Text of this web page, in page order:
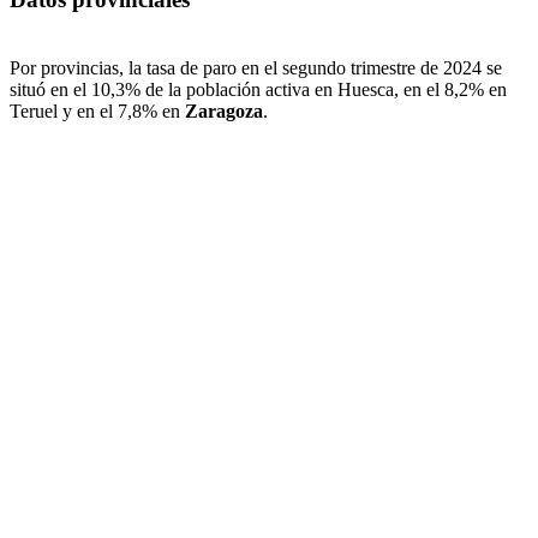
Por provincias, la tasa de paro en el segundo trimestre de 2024 se
situó en el 10,3% de la población activa en Huesca, en el 8,2% en
Teruel y en el 7,8% en Zaragoza.